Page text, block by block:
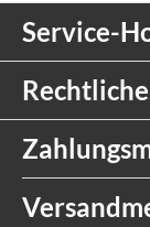
Service-